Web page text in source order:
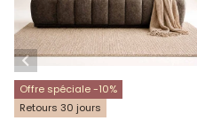
Offre spéciale -10%
Retours 30 jours
